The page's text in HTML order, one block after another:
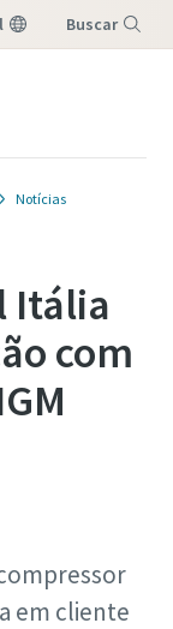
Buscar
Notícias
Itália
com
em cliente